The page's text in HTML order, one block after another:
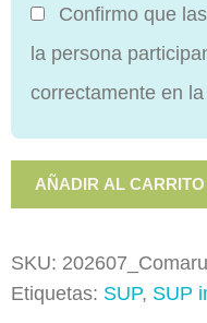
Confirmo que
la persona
correctamente en
Onades
Inclusives
Juliol
2026
AÑADIR AL CARRITO
SKU:
Etiquetas: SUP, SUP